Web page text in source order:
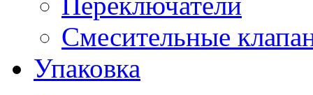
Смесительные
Упаковка